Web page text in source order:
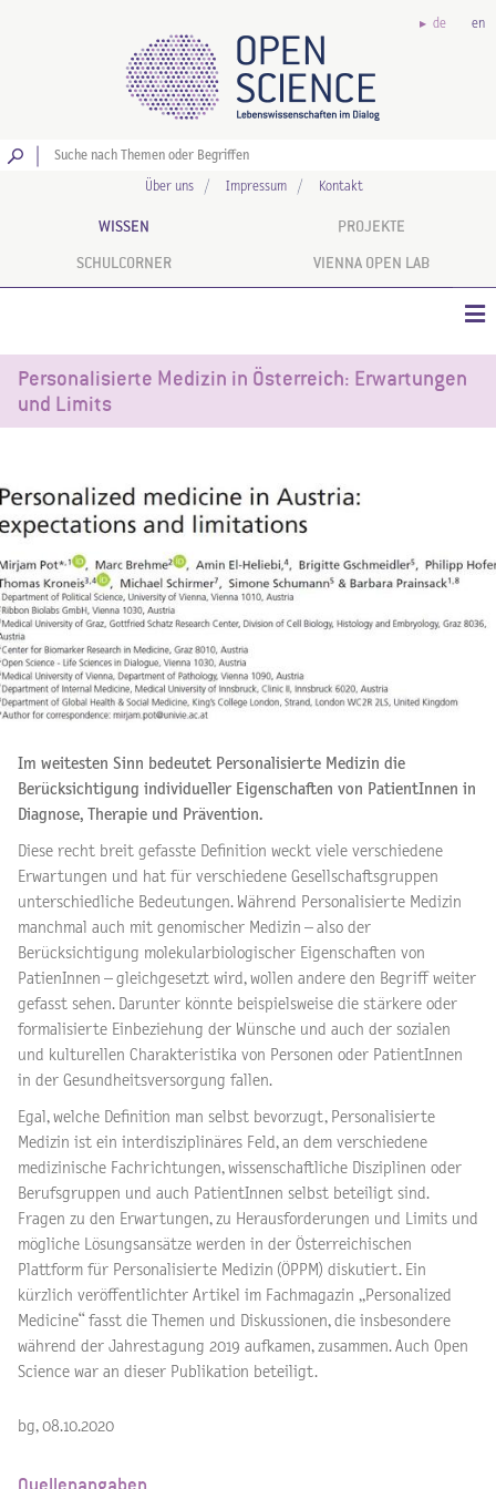
de en
Über uns Impressum Kontakt
WISSEN PROJEKTE
SCHULCORNER VIENNA OPEN LAB
Personalisierte Medizin in Österreich: Erwartungen
und Limits
Im weitesten Sinn bedeutet Personalisierte Medizin die
Berücksichtigung individueller Eigenschaften von PatientInnen in
Diagnose, Therapie und Prävention.
Diese recht breit gefasste Definition weckt viele verschiedene
Erwartungen und hat für verschiedene Gesellschaftsgruppen
unterschiedliche Bedeutungen. Während Personalisierte Medizin
manchmal auch mit genomischer Medizin – also der
Berücksichtigung molekularbiologischer Eigenschaften von
PatienInnen – gleichgesetzt wird, wollen andere den Begriff weiter
gefasst sehen. Darunter könnte beispielsweise die stärkere oder
formalisierte Einbeziehung der Wünsche und auch der sozialen
und kulturellen Charakteristika von Personen oder PatientInnen
in der Gesundheitsversorgung fallen.
Egal, welche Definition man selbst bevorzugt, Personalisierte
Medizin ist ein interdisziplinäres Feld, an dem verschiedene
medizinische Fachrichtungen, wissenschaftliche Disziplinen oder
Berufsgruppen und auch PatientInnen selbst beteiligt sind.
Fragen zu den Erwartungen, zu Herausforderungen und Limits und
mögliche Lösungsansätze werden in der Österreichischen
Plattform für Personalisierte Medizin (ÖPPM) diskutiert. Ein
kürzlich veröffentlichter Artikel im Fachmagazin „Personalized
Medicine“ fasst die Themen und Diskussionen, die insbesondere
während der Jahrestagung 2019 aufkamen, zusammen. Auch Open
Science war an dieser Publikation beteiligt.
bg, 08.10.2020